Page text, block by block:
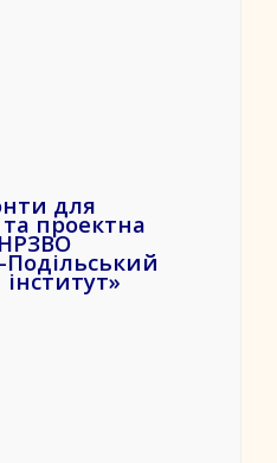
для
проектна
Подільський